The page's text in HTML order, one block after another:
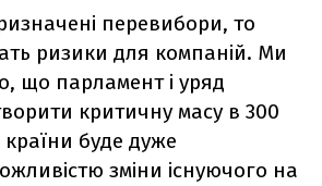
перевибори, то
ризики для компаній. Ми
що парламент і уряд
критичну масу в 300
буде дуже
зміни існуючого на